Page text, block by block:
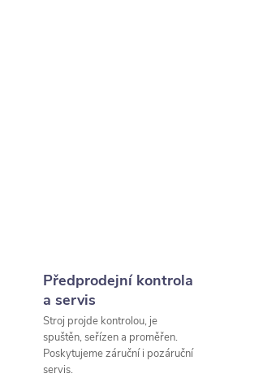
Předprodejní kontrola
a servis
Stroj projde kontrolou, je
spuštěn, seřízen a proměřen.
Poskytujeme záruční i pozáruční
servis.